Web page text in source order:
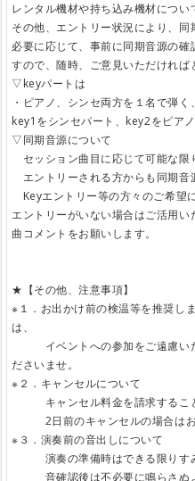
レンタル機材や持ち込み機材につい
その他、エントリー状況により、同
必要に応じて、事前に同期音源の
すので、随時、ご意見いただければ
▽keyパートは
・ピアノ、シンセ両方を１名で弾く
key1をシンセパート、key2をピアノ
▽同期音源について
セッション曲目に応じて可能な限
エントリーされる方からも同期音
Keyエントリー等の方々のご希望
エントリーがいない場合はご活用
曲コメントをお願いします。
★【その他、注意事項】
※１．お出かけ前の検温等を推奨し
は、
イベントへの参加をご遠慮いた
ださいませ。
※２．キャンセルについて
キャンセル料金を請求すること
2日前のキャンセルの場合はお
※３．演奏前の音出しについて
演奏の準備時はできる限りすみ
音確認後は不必要に鳴らさぬよ